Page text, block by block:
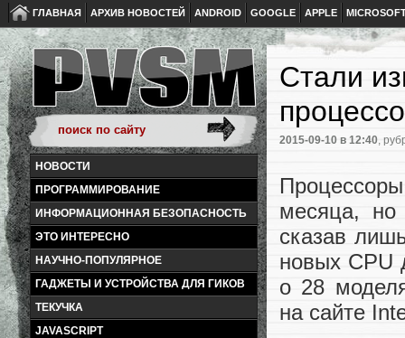
ГЛАВНАЯ АРХИВ НОВОСТЕЙ ANDROID GOOGLE APPLE
НОВОСТИ
ПРОГРАММИРОВАНИЕ
ИНФОРМАЦИОННАЯ БЕЗОПАСНОСТЬ
ЭТО ИНТЕРЕСНО
НАУЧНО-ПОПУЛЯРНОЕ
ГАДЖЕТЫ И УСТРОЙСТВА ДЛЯ ГИКОВ
ТЕКУЧКА
JAVASCRIPT
Стали
2015-09-10 в 12:40,
месяца, но
сказав
новых CPU
о 28
на сайте